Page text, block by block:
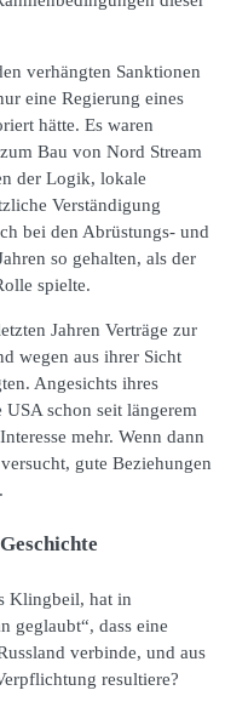
verhängten Sanktionen
eine Regierung eines
hätte. Es waren
Bau von Nord Stream
der Logik, lokale
Verständigung
bei den Abrüstungs- und
so gehalten, als der
spielte.
Jahren Verträge zur
wegen aus ihrer Sicht
Angesichts ihres
schon seit längerem
mehr. Wenn dann
gute Beziehungen
Klingbeil, hat in
geglaubt“, dass eine
verbinde, und aus
resultiere?